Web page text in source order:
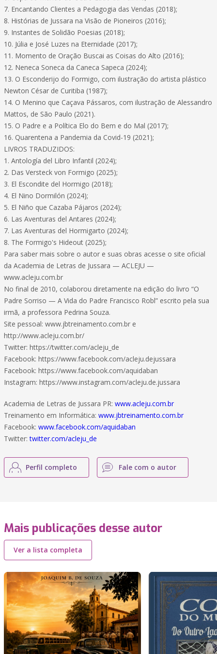
7. Encantando Clientes a Pedagogia das Vendas (2018);
8. Histórias de Jussara na Visão de Pioneiros (2016);
9. Instantes de Solidão Poesias (2018);
10. Júlia e José Luzes na Eternidade (2017);
11. Momento de Oração Buscai as Coisas do Alto (2016);
12. Neneca Soneca da Caneca Sapeca (2024);
13. O Esconderijo do Formigo, com ilustração do artista plástico
Newton César de Curitiba (1987);
14. O Menino que Caçava Pássaros, com ilustração de Alessandro
Mattos, de São Paulo (2021).
15. O Padre e a Política Elo do Bem e do Mal (2017);
16. Quarentena a Pandemia da Covid-19 (2021);
LIVROS TRADUZIDOS:
1. Antología del Libro Infantil (2024);
2. Das Versteck von Formigo (2025);
3. El Escondite del Hormigo (2018);
4. El Nino Dormilón (2024);
5. El Niño que Cazaba Pájaros (2024);
6. Las Aventuras del Antares (2024);
7. Las Aventuras del Hormigarto (2024);
8. The Formigo's Hideout (2025);
Para saber mais sobre o autor e suas obras acesse o site oficial
da Academia de Letras de Jussara — ACLEJU —
www.acleju.com.br
No final de 2010, colaborou diretamente na edição do livro “O
Padre Sorriso — A Vida do Padre Francisco Robl” escrito pela sua
irmã, a professora Pedrina Souza.
Site pessoal: www.jbtreinamento.com.br e
http://www.acleju.com.br/
Twitter: https://twitter.com/acleju_de
Facebook: https://www.facebook.com/acleju.dejussara
Facebook: https://www.facebook.com/aquidaban
Instagram: https://www.instagram.com/acleju.de.jussara
Academia de Letras de Jussara PR: www.acleju.com.br
Treinamento em Informática: www.jbtreinamento.com.br
Facebook: www.facebook.com/aquidaban
Twitter:twitter.com/acleju_de
Perfil completo Fale com o autor
Mais publicações desse autor
Ver a lista completa